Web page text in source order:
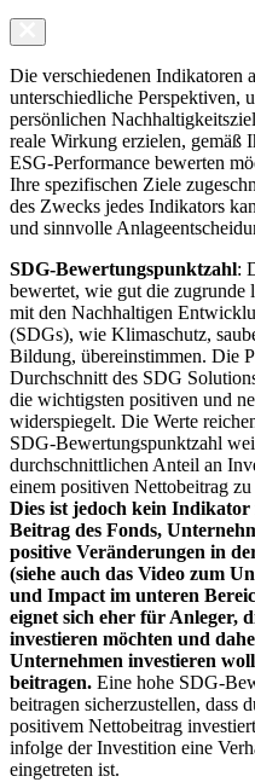
Die verschiedenen Indikatoren
unterschiedliche Perspektiven,
persönlichen
reale Wirkung erzielen, gemäß
ESG-Performance bewerten
Ihre spezifischen Ziele
des Zwecks jedes Indikators
und sinnvolle
SDG-Bewertungspunktzahl:
bewertet, wie gut die zugrunde
mit den Nachhaltigen
(SDGs), wie Klimaschutz,
Bildung, übereinstimmen. Die
Durchschnitt des SDG
die wichtigsten positiven und
widerspiegelt. Die Werte
SDG-Bewertungspunktzahl
durchschnittlichen Anteil an
einem positiven Nettobeitrag
Dies ist jedoch kein
Beitrag des Fonds,
positive Veränderungen in
(siehe auch das Video zum
und Impact im unteren
eignet sich eher für Anleger,
investieren möchten und
Unternehmen investieren
beitragen. Eine hohe SDG-
beitragen sicherzustellen, dass
positivem Nettobeitrag
infolge der Investition eine
eingetreten ist.